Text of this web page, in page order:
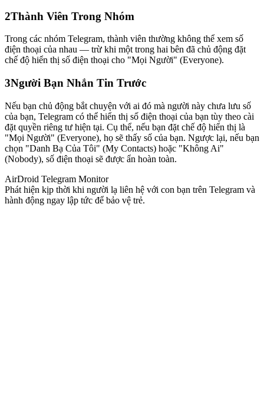
2Thành Viên Trong Nhóm
Trong các nhóm Telegram, thành viên thường không thể xem số
điện thoại của nhau — trừ khi một trong hai bên đã chủ động đặt
chế độ hiển thị số điện thoại cho "Mọi Người" (Everyone).
3Người Bạn Nhắn Tin Trước
Nếu bạn chủ động bắt chuyện với ai đó mà người này chưa lưu số
của bạn, Telegram có thể hiển thị số điện thoại của bạn tùy theo cài
đặt quyền riêng tư hiện tại. Cụ thể, nếu bạn đặt chế độ hiển thị là
"Mọi Người" (Everyone), họ sẽ thấy số của bạn. Ngược lại, nếu bạn
chọn "Danh Bạ Của Tôi" (My Contacts) hoặc "Không Ai"
(Nobody), số điện thoại sẽ được ẩn hoàn toàn.
AirDroid Telegram Monitor
Phát hiện kịp thời khi người lạ liên hệ với con bạn trên Telegram và
hành động ngay lập tức để bảo vệ trẻ.